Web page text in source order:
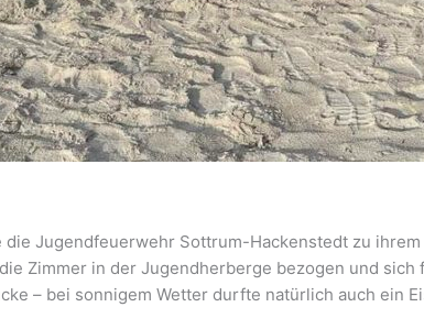
Jugendfeuerwehr Sottrum-Hackenstedt zu
Zimmer in der Jugendherberge bezogen und
– bei sonnigem Wetter durfte natürlich auch ein